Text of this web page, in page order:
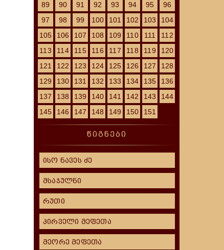
89
90 91 92 93 94 95
96
97
98 99 100 101 102 103
104
105
106 107 108 109 110 111
112
113
114 115 116 117 118 119
120
121
122 123 124 125 126 127
128
129
130 131 132 133 134 135
136
137
138 139 140 141 142 143
144
145
146 147 148 149 150 151
წიგნები
ისო ნავეს ძე
მსაჯულნი
რუთი
პირველი მეფეთა
მეორე მეფეთა